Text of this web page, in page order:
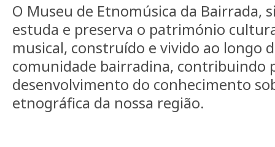
O Museu de Etnomúsica da Bairrada,
estuda e preserva o património
musical, construído e vivido ao longo
comunidade bairradina, contribuindo
desenvolvimento do conhecimento
etnográfica da nossa região.